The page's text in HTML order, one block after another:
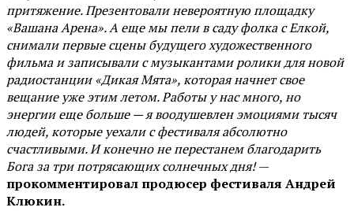
притяжение. Презентовали невероятную площадку
«Вашана Арена». А еще мы пели в саду фолка с Елкой,
снимали первые сцены будущего художественного
фильма и записывали с музыкантами ролики для новой
радиостанции «Дикая Мята», которая начнет свое
вещание уже этим летом. Работы у нас много, но
энергии еще больше — я воодушевлен эмоциями тысяч
людей, которые уехали с фестиваля абсолютно
счастливыми. И конечно не перестанем благодарить
Бога за три потрясающих солнечных дня!—
прокомментировал продюсер фестиваля Андрей
Клюкин.